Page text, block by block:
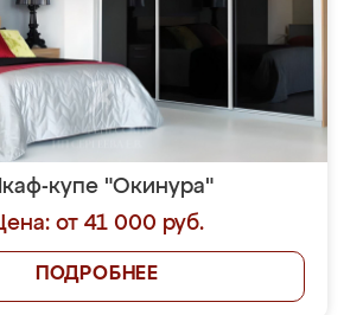
купе "Окинура"
от 41 000 руб.
ПОДРОБНЕЕ